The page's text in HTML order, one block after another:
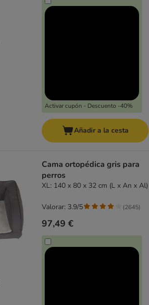
Activar cupón - Descuento -40%
Añadir a la cesta
Cama ortopédica gris para
perros
XL: 140 x 80 x 32 cm (L x An x Al)
97,49 €
Valorar: 3.9/5 (2645)